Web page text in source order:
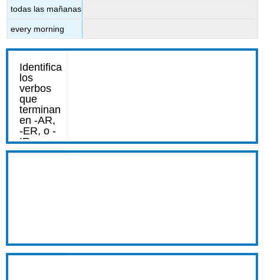
todas las mañanas
every morning